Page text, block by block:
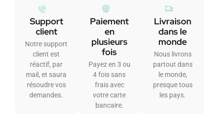
Support
client
Notre support
client est
réactif, par
mail, et saura
résoudre vos
demandes.
Paiement
en
plusieurs
fois
Payez en 3 ou
4 fois sans
frais avec
votre carte
bancaire.
Livraison
dans le
monde
Nous livrons
partout dans
le monde,
presque tous
les pays.